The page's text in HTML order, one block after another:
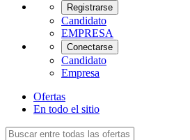
Registrarse
Candidato
EMPRESA
Conectarse
Candidato
Empresa
Ofertas
En todo el sitio